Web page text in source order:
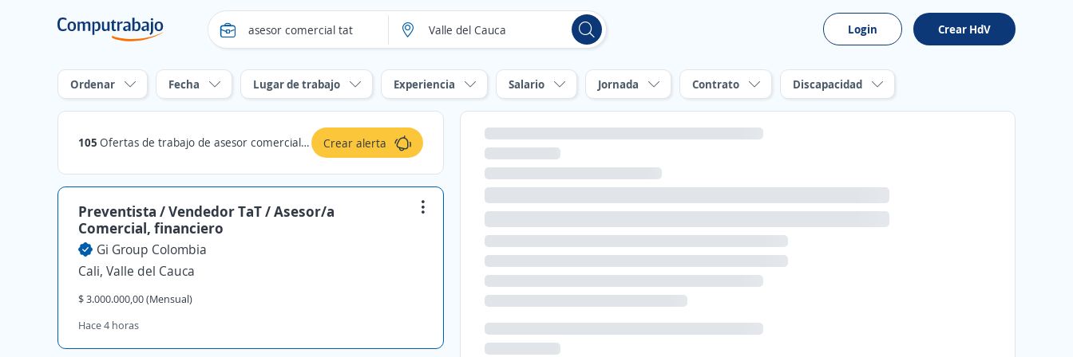
Login Crear HdV
Ordenar Fecha Lugar de trabajo Experiencia Salario Jornada Contrato Discapacidad
105 Ofertas de trabajo de asesor comercial tat en Valle del Cauca Crear alerta
Preventista / Vendedor TaT / Asesor/a
Comercial, financiero
Gi Group Colombia
Cali, Valle del Cauca
$ 3.000.000,00 (Mensual)
Hace 4 horas